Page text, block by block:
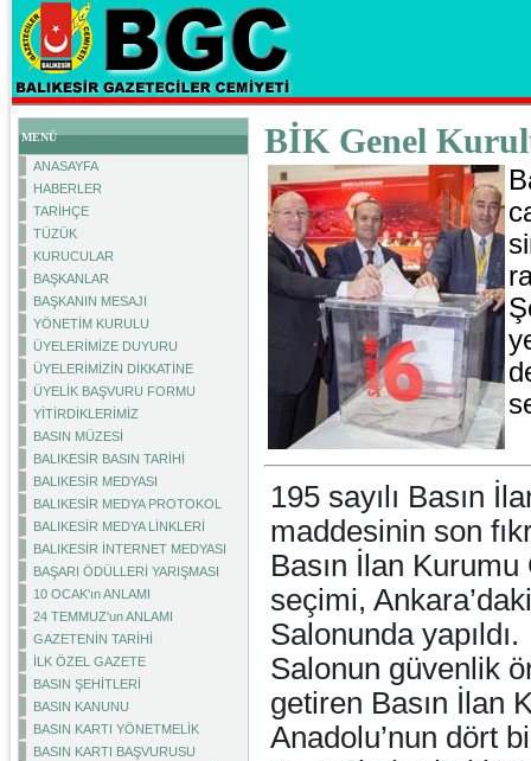
MENÜ
ANASAYFA
HABERLER
TARİHÇE
TÜZÜK
KURUCULAR
BAŞKANLAR
BAŞKANIN MESAJI
YÖNETİM KURULU
ÜYELERİMİZE DUYURU
ÜYELERİMİZİN DİKKATİNE
ÜYELİK BAŞVURU FORMU
YİTİRDİKLERİMİZ
BASIN MÜZESİ
BALIKESİR BASIN TARİHİ
BALIKESİR MEDYASI
BALIKESİR MEDYA PROTOKOL
BALIKESİR MEDYA LİNKLERİ
BALIKESİR İNTERNET MEDYASI
BAŞARI ÖDÜLLERİ YARIŞMASI
10 OCAK'ın ANLAMI
24 TEMMUZ'un ANLAMI
GAZETENİN TARİHİ
İLK ÖZEL GAZETE
BASIN ŞEHİTLERİ
BASIN KANUNU
BASIN KARTI YÖNETMELİK
BASIN KARTI BAŞVURUSU
BİK Genel
195 sayılı Basın
maddesinin son
Basın İlan
seçimi,
Salonunda yapıldı.
Salonun güvenlik
getiren Basın İlan
Anadolu’nun dört